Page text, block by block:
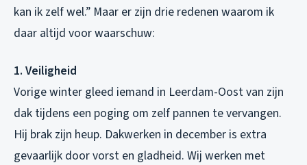
kan ik zelf wel.” Maar er zijn drie redenen waarom ik
daar altijd voor waarschuw:
1. Veiligheid
Vorige winter gleed iemand in Leerdam-Oost van zijn
dak tijdens een poging om zelf pannen te vervangen.
Hij brak zijn heup. Dakwerken in december is extra
gevaarlijk door vorst en gladheid. Wij werken met